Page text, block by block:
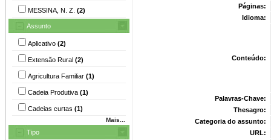
MESSINA, N. Z. (2)
Assunto
Aplicativo (2)
Extensão Rural (2)
Agricultura Familiar (1)
Cadeia Produtiva (1)
Cadeias curtas (1)
Mais...
Tipo
Páginas:
Idioma:
Conteúdo:
Palavras-Chave:
Thesagro:
Categoria do assunto:
URL: